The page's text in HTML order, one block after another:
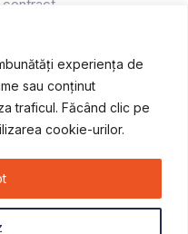
experiența de
sau conținut
traficul. Făcând clic pe
cookie-urilor.
contract
& Moto - Race